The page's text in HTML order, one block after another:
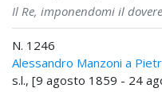
Il Re, imponendomi il dovere
N. 1246
Alessandro Manzoni a
s.l., [9 agosto 1859 - 24